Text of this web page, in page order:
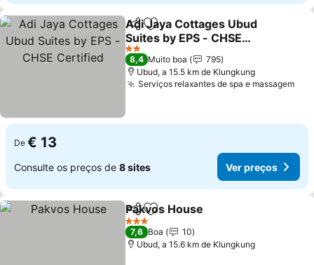
PartilharAdicionar aos favoritos
Adi Jaya Cottages Ubud
Suites by EPS - CHSE
Certified
Ver preços
2 Estrelas
8,4 Muito boa
795
Ubud, a 15.5 km de Klungkung
Serviços relaxantes de spa e massagem
De € 13
Consulte os preços de 8 sites Ver preços
PartilharAdicionar aos favoritos
Pakvos House
3 Estrelas
7,6 Boa
10
Ubud, a 15.6 km de Klungkung